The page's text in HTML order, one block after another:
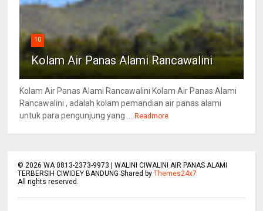
10
Kolam Air Panas Alami Rancawalini
Kolam Air Panas Alami Rancawalini Kolam Air Panas Alami
Rancawalini , adalah kolam pemandian air panas alami
untuk para pengunjung yang ...
Readmore
© 2026 WA 0813-2373-9973 | WALINI CIWALINI AIR PANAS ALAMI
TERBERSIH CIWIDEY BANDUNG Shared byThemes24x7
All rights reserved.